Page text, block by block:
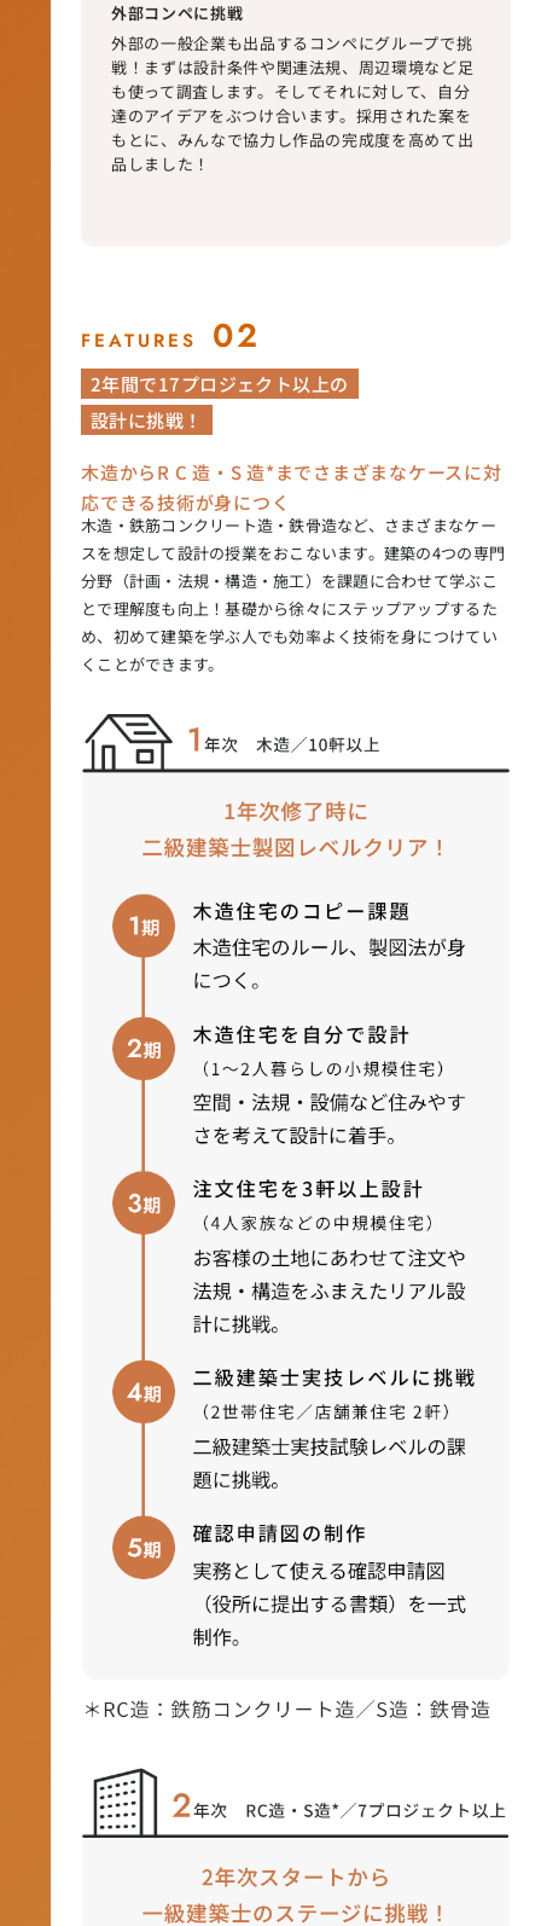
外部コンペに挑戦
外部の一般企業も出品するコンペにグループで挑
戦！まずは設計条件や関連法規、周辺環境など足
も使って調査します。そしてそれに対して、自分
達のアイデアをぶつけ合います。採用された案を
もとに、みんなで協力し作品の完成度を高めて出
品しました！
FEATURES 02
2年間で17プロジェクト以上の
設計に挑戦！
木造からR C 造・S 造*までさまざまなケースに対
応できる技術が身につく
木造・鉄筋コンクリート造・鉄骨造など、さまざまなケー
スを想定して設計の授業をおこないます。建築の4つの専門
分野（計画・法規・構造・施工）を課題に合わせて学ぶこ
とで理解度も向上！基礎から徐々にステップアップするた
め、初めて建築を学ぶ人でも効率よく技術を身につけてい
くことができます。